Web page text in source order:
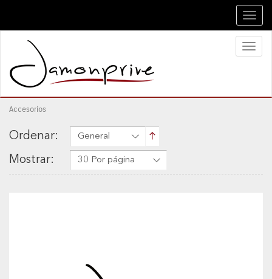
Accesorios
Ordenar: General
Mostrar: 30 Por página